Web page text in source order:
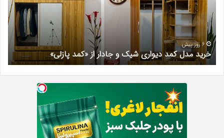
جادار
از
«کمد
پازلی»
6 روز پیش
خرید مدل کمد دیواری شیک و جادار از «کمد پازلی»